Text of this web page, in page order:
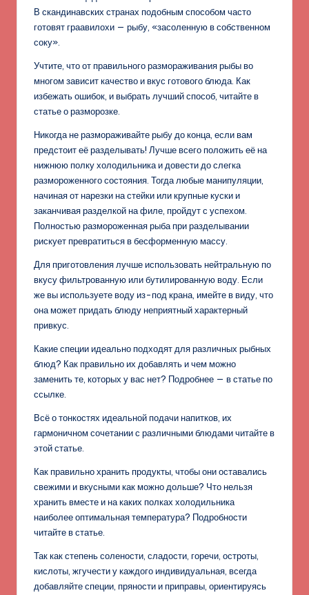
В скандинавских странах подобным способом часто
готовят граавилохи — рыбу, «засоленную в собственном
соку».
Учтите, что от правильного размораживания рыбы во
многом зависит качество и вкус готового блюда. Как
избежать ошибок, и выбрать лучший способ, читайте в
статье о разморозке.
Никогда не размораживайте рыбу до конца, если вам
предстоит её разделывать! Лучше всего положить её на
нижнюю полку холодильника и довести до слегка
размороженного состояния. Тогда любые манипуляции,
начиная от нарезки на стейки или крупные куски и
заканчивая разделкой на филе, пройдут с успехом.
Полностью размороженная рыба при разделывании
рискует превратиться в бесформенную массу.
Для приготовления лучше использовать нейтральную по
вкусу фильтрованную или бутилированную воду. Если
же вы используете воду из-под крана, имейте в виду, что
она может придать блюду неприятный характерный
привкус.
Какие специи идеально подходят для различных рыбных
блюд? Как правильно их добавлять и чем можно
заменить те, которых у вас нет? Подробнее — в статье по
ссылке.
Всё о тонкостях идеальной подачи напитков, их
гармоничном сочетании с различными блюдами читайте в
этой статье.
Как правильно хранить продукты, чтобы они оставались
свежими и вкусными как можно дольше? Что нельзя
хранить вместе и на каких полках холодильника
наиболее оптимальная температура? Подробности
читайте в статье.
Так как степень солености, сладости, горечи, остроты,
кислоты, жгучести у каждого индивидуальная, всегда
добавляйте специи, пряности и приправы, ориентируясь